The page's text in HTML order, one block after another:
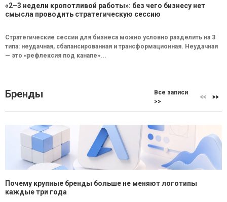
«2–3 недели кропотливой работы»: без чего бизнесу нет
смысла проводить стратегическую сессию
Стратегические сессии для бизнеса можно условно разделить на 3
типа: неудачная, сбалансированная и трансформационная. Неудачная
— это «рефлексия под канапе»...
Бренды
Все записи
>>
Почему крупные бренды больше не меняют логотипы
каждые три года